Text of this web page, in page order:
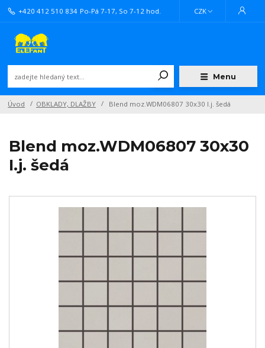
Menu
CZK
+420 412 510 834 Po-Pá 7-17, So 7-12 hod.
Úvod OBKLADY, DLAŽBY Blend moz.WDM06807 30x30 I.j. šedá
Blend moz.WDM06807 30x30
I.j. šedá